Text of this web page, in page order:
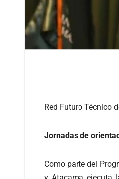
Red Futuro Técnico
Jornadas de
Como parte del